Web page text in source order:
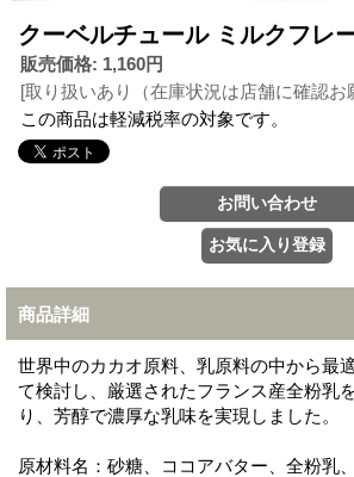
クーベルチュール ミルクフレ
販売価格: 1,160円
[取り扱いあり（在庫状況は店舗に確認お
この商品は軽減税率の対象です。
商品詳細
世界中のカカオ原料、乳原料の中から最
て検討し、厳選されたフランス産全粉乳
り、芳醇で濃厚な乳味を実現しました。
原材料名：砂糖、ココアバター、全粉乳